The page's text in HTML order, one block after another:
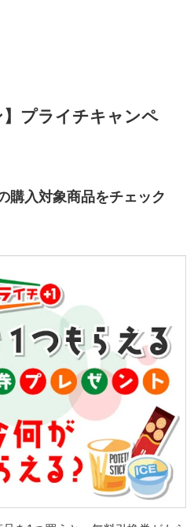
】プライチキャンペ
購入対象商品をチェック